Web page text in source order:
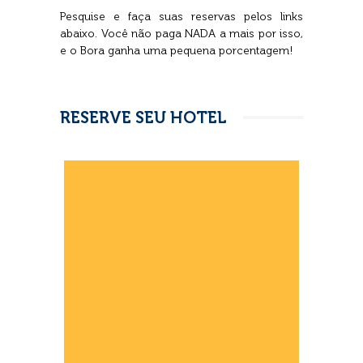
Pesquise e faça suas reservas pelos links
abaixo. Você não paga NADA a mais por isso,
e o Bora ganha uma pequena porcentagem!
RESERVE SEU HOTEL